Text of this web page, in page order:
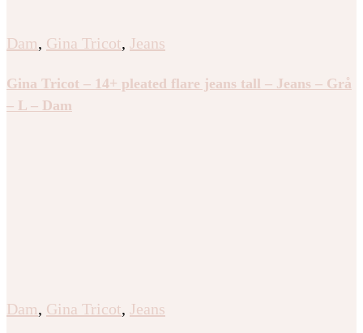
Dam, Gina Tricot, Jeans
Gina Tricot – 14+ pleated flare jeans tall – Jeans – Grå
– L – Dam
Dam, Gina Tricot, Jeans